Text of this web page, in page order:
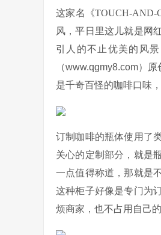
这家名《TOUCH-AND-
风，平日里这儿就是网
引人的不止优美的风
（www.qgmy8.com）
是千奇百怪的咖啡口味
订制咖啡的瓶体使用了
关心的定制部分，就是
一点值得称道，那就是
这种柜子好像是专门为
烦商家，也不占用自己